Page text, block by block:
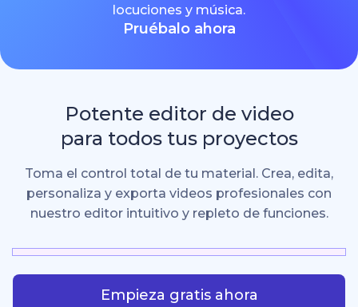
locuciones y música.
Pruébalo ahora
Potente editor de video
para todos tus proyectos
Toma el control total de tu material. Crea, edita,
personaliza y exporta videos profesionales con
nuestro editor intuitivo y repleto de funciones.
Empieza gratis ahora